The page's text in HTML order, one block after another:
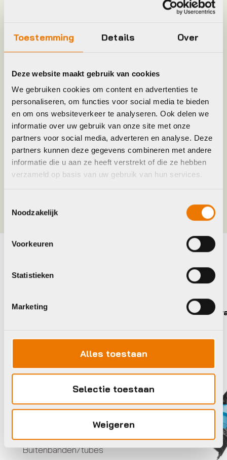
Toestemming Details Over
Deze website maakt gebruik van cookies
We gebruiken cookies om content en advertenties te
personaliseren, om functies voor social media te bieden
en om ons websiteverkeer te analyseren. Ook delen we
informatie over uw gebruik van onze site met onze
partners voor social media, adverteren en analyse. Deze
partners kunnen deze gegevens combineren met andere
informatie die u aan ze heeft verstrekt of die ze hebben
verzameld op basis van uw gebruik van hun services.
Noodzakelijk
Voorkeuren
Statistieken
Marketing
Alles toestaan
Selectie toestaan
Weigeren
BAND
Leverstatus Op voorraad bij leverancier
Model
Merk Giant
Jaar
Maat 700x25c, 700x28c
Schwalbe
Buitenbanden/tubes